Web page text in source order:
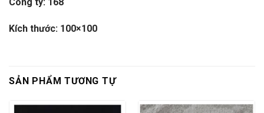
Kích thước: 100×100
SẢN PHẨM TƯƠNG TỰ